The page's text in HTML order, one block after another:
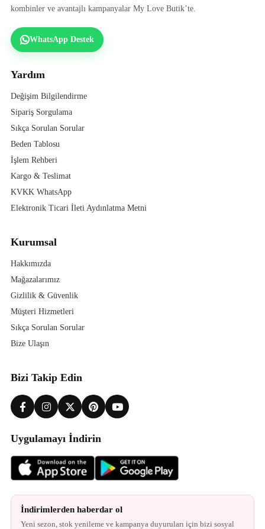
kombinler ve avantajlı kampanyalar My Love Butik’te.
WhatsApp Destek
Yardım
Değişim Bilgilendirme
Sipariş Sorgulama
Sıkça Sorulan Sorular
Beden Tablosu
İşlem Rehberi
Kargo & Teslimat
KVKK WhatsApp
Elektronik Ticari İleti Aydınlatma Metni
Kurumsal
Hakkımızda
Mağazalarımız
Gizlilik & Güvenlik
Müşteri Hizmetleri
Sıkça Sorulan Sorular
Bize Ulaşın
Bizi Takip Edin
Uygulamayı İndirin
İndirimlerden haberdar ol
Yeni sezon, stok yenileme ve kampanya duyuruları için bizi sosyal